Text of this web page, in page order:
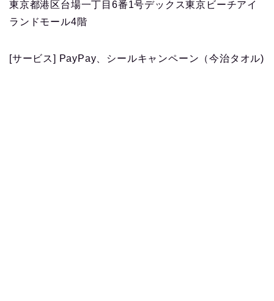
東京都港区台場一丁目6番1号デックス東京ビーチアイ
ランドモール4階
[サービス] PayPay、シールキャンペーン（今治タオル)